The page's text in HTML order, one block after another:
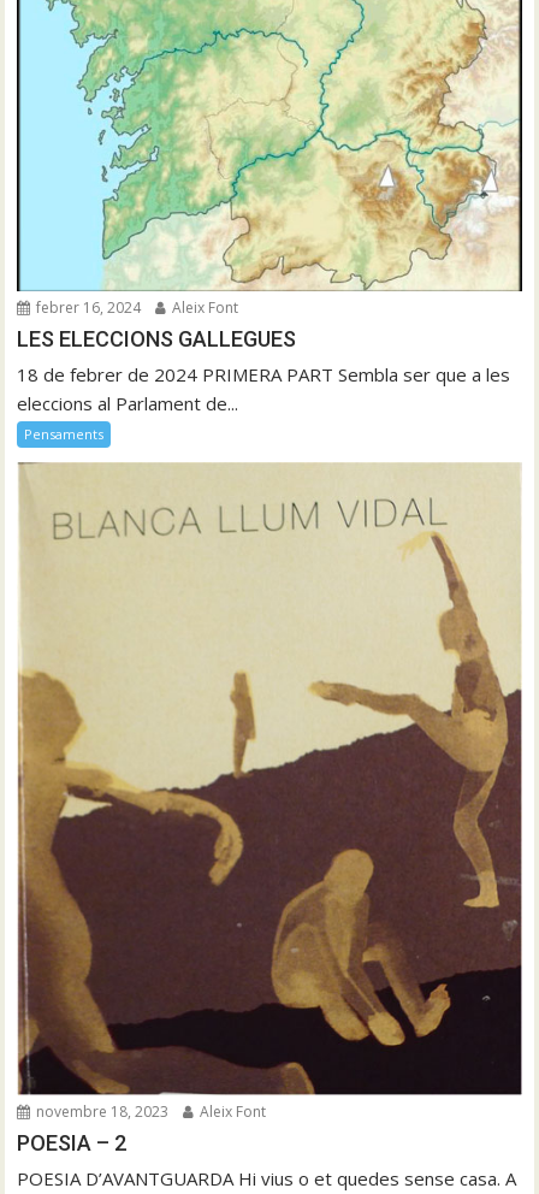
febrer 16, 2024 Aleix Font
LES ELECCIONS GALLEGUES
18 de febrer de 2024 PRIMERA PART Sembla ser que a les
eleccions al Parlament de...
Pensaments
novembre 18, 2023 Aleix Font
POESIA – 2
POESIA D’AVANTGUARDA Hi vius o et quedes sense casa. A